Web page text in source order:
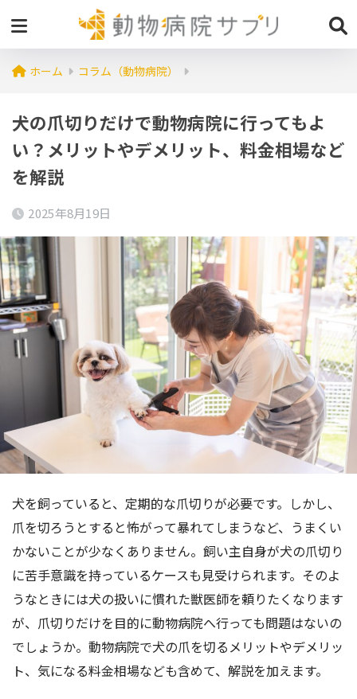
ホーム コラム（動物病院）
犬の爪切りだけで動物病院に行ってもよ
い？メリットやデメリット、料金相場など
を解説
2025年8月19日
犬を飼っていると、定期的な爪切りが必要です。しかし、
爪を切ろうとすると怖がって暴れてしまうなど、うまくい
かないことが少なくありません。飼い主自身が犬の爪切り
に苦手意識を持っているケースも見受けられます。そのよ
うなときには犬の扱いに慣れた獣医師を頼りたくなります
が、爪切りだけを目的に動物病院へ行っても問題はないの
でしょうか。動物病院で犬の爪を切るメリットやデメリッ
ト、気になる料金相場なども含めて、解説を加えます。